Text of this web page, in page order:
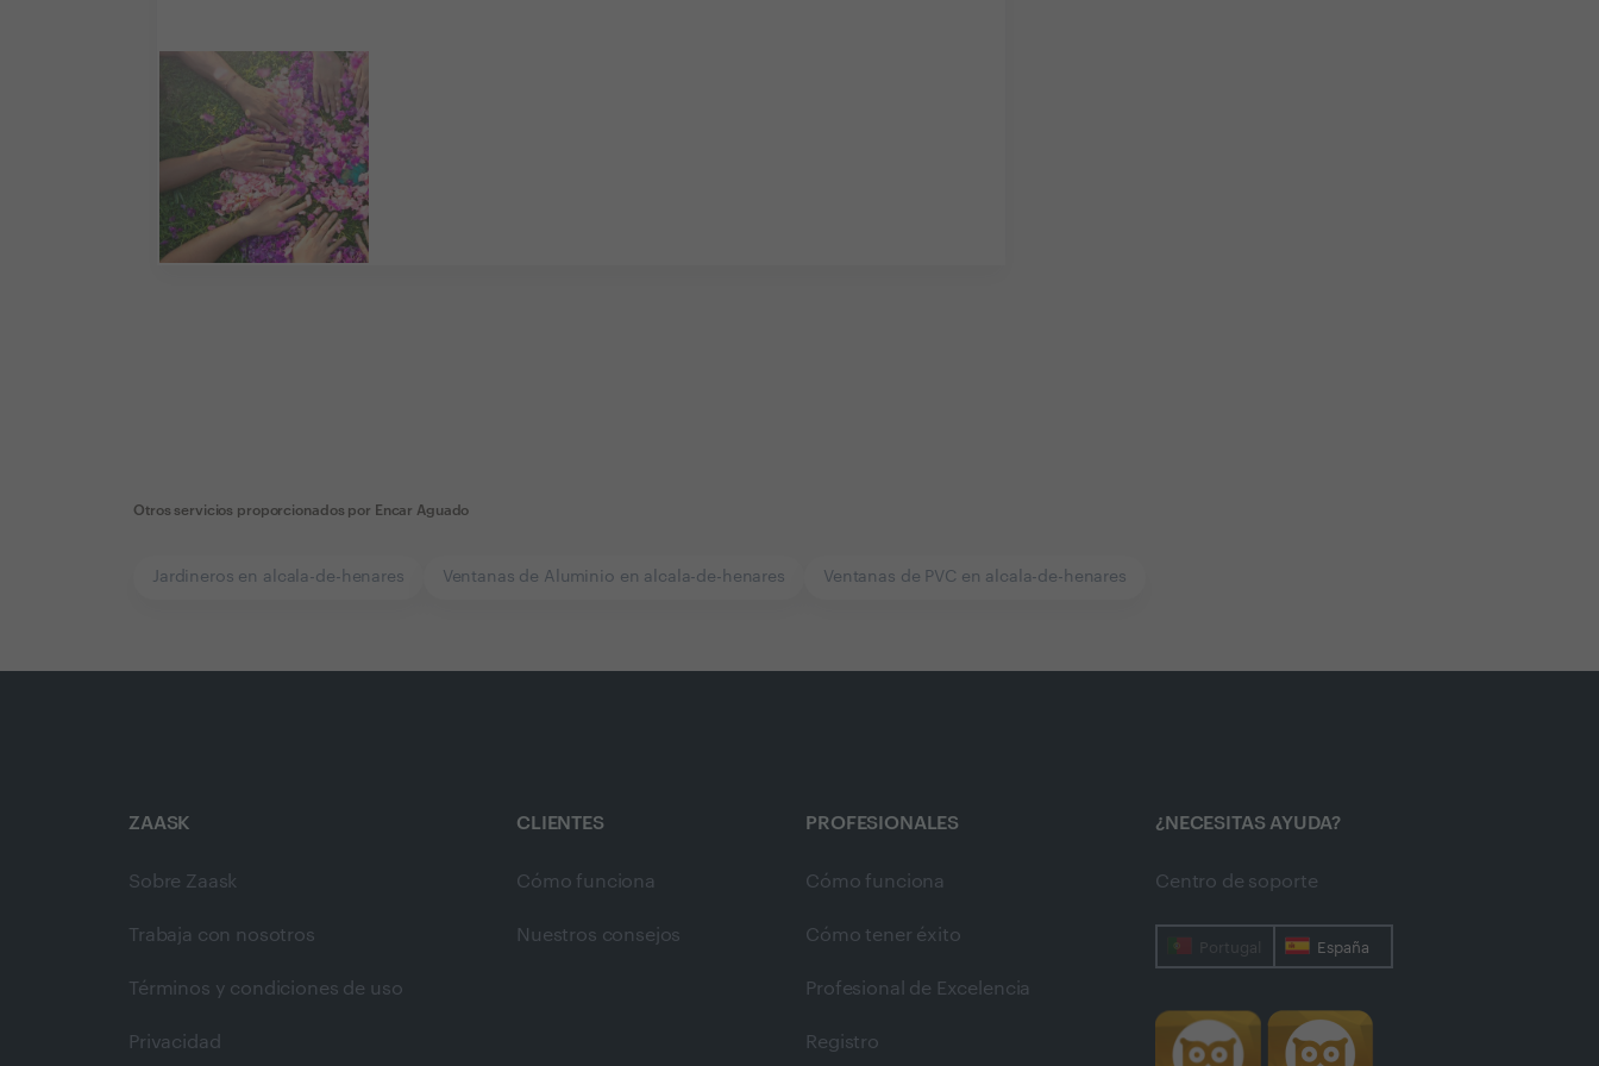
Otros servicios proporcionados por Encar Aguado
Jardineros en alcala-de-henares Ventanas de Aluminio en alcala-de-henares Ventanas de PVC en alcala-de-henares
ZAASK
Sobre Zaask
Trabaja con nosotros
Términos y condiciones de uso
Privacidad
CLIENTES
Cómo funciona
Nuestros consejos
PROFESIONALES
Cómo funciona
Cómo tener éxito
Profesional de Excelencia
Registro
¿NECESITAS AYUDA?
Centro de soporte
Portugal España